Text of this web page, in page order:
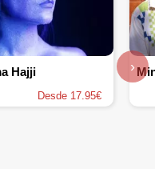
Hajji
Desde 17.95€
›